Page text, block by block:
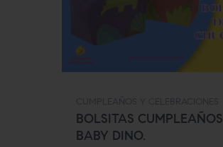
BOLSITAS CUMPLEAÑOS
BABY DINO.